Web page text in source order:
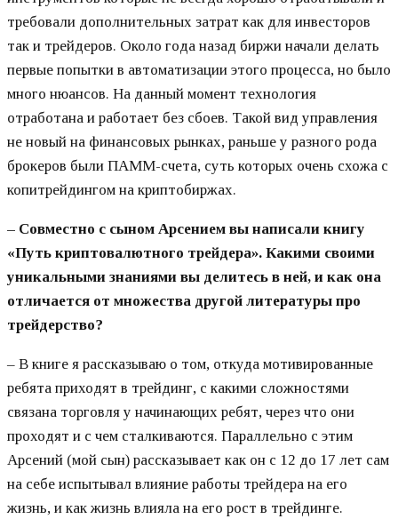
требовали дополнительных затрат как для инвесторов
так и трейдеров. Около года назад биржи начали делать
первые попытки в автоматизации этого процесса, но было
много нюансов. На данный момент технология
отработана и работает без сбоев. Такой вид управления
не новый на финансовых рынках, раньше у разного рода
брокеров были ПАММ-счета, суть которых очень схожа с
копитрейдингом на криптобиржах.
– Совместно с сыном Арсением вы написали книгу
«Путь криптовалютного трейдера». Какими своими
уникальными знаниями вы делитесь в ней, и как она
отличается от множества другой литературы про
трейдерство?
– В книге я рассказываю о том, откуда мотивированные
ребята приходят в трейдинг, с какими сложностями
связана торговля у начинающих ребят, через что они
проходят и с чем сталкиваются. Параллельно с этим
Арсений (мой сын) рассказывает как он с 12 до 17 лет сам
на себе испытывал влияние работы трейдера на его
жизнь, и как жизнь влияла на его рост в трейдинге.